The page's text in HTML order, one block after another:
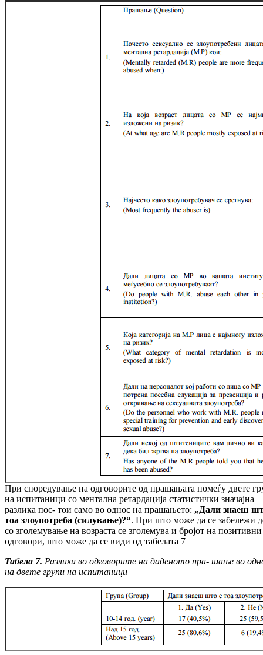
При споредување на одговорите од прашањата помеѓу двете
на испитаници со ментална ретардација статистички значајна
разлика пос- тои само во однос на прашањето: „Дали знаеш
тоа злоупотреба (силување)?“. При што може да се забележи
со зголемување на возраста се зголемува и бројот на позитивни
одговори, што може да се види од табелата 7
Табела 7. Разлики во одговорите на даденото пра- шање во
на двете групи на испитаници